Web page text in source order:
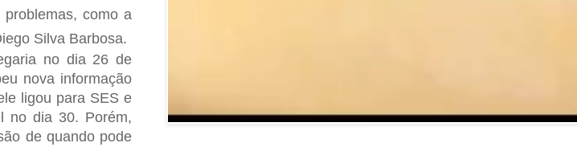
como a
Silva Barbosa.
no dia 26 de
nova informação
ligou para SES e
no dia 30. Porém,
de quando pode